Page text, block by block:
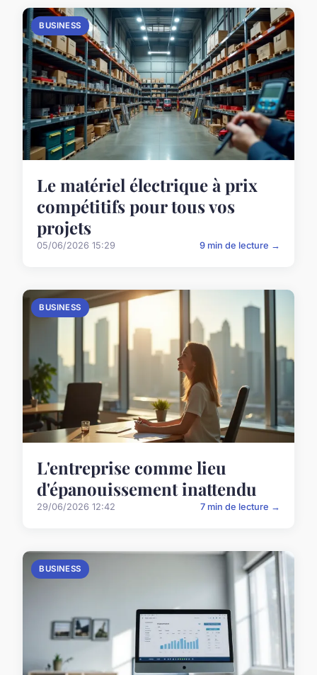
BUSINESS
Le matériel électrique à prix
compétitifs pour tous vos
projets
05/06/2026 15:29 9 min de lecture →
BUSINESS
L'entreprise comme lieu
d'épanouissement inattendu
29/06/2026 12:42 7 min de lecture →
BUSINESS